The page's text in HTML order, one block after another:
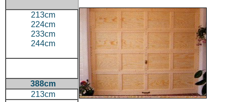
213cm
224cm
233cm
244cm
388cm
213cm